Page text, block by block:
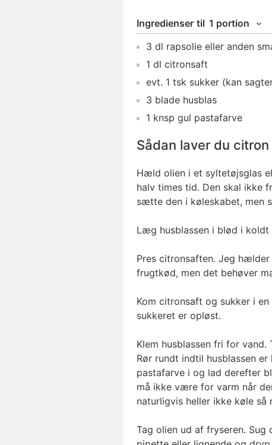
Ingredienser til 1 portion
3 dl rapsolie eller anden
1 dl citronsaft
evt. 1 tsk sukker (kan
3 blade husblas
1 knsp gul pastafarve
Sådan laver du
Hæld olien i et syltetøjsglas
halv times tid. Den skal ikke
sætte den i køleskabet, men
Læg husblassen i blød i koldt
Pres citronsaften. Jeg
frugtkød, men det behøver
Kom citronsaft og sukker i
sukkeret er opløst.
Klem husblassen fri for
Rør rundt indtil husblassen
pastafarve i og lad derefter
må ikke være for varm når
naturligvis heller ikke køle så
Tag olien ud af fryseren.